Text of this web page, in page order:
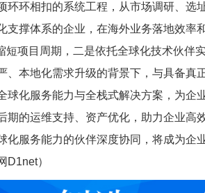
环环相扣的系统工程，从市场调研、
支撑体系的企业，在海外业务落地效
短项目周期，二是依托全球化技术伙伴
、本地化需求升级的背景下，与具备真
球化服务能力与全栈式解决方案，为
期的运维支持、资产优化，助力企业
化服务能力的伙伴深度协同，将成为
D1net）